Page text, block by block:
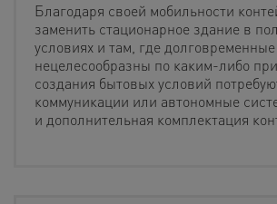
Благодаря своей мобильности
заменить стационарное здание в
условиях и там, где
нецелесообразны по каким-либо
создания бытовых условий
коммуникации или автономные
и дополнительная комплектация